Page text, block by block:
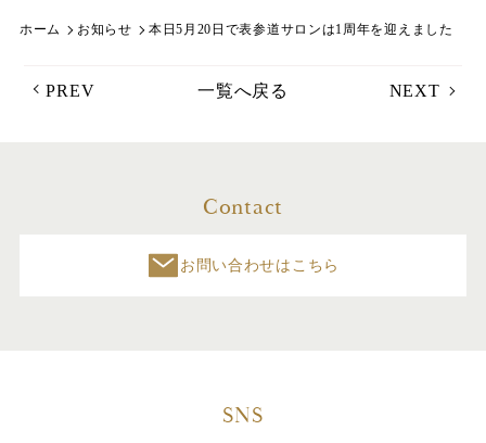
ホーム お知らせ 本日5月20日で表参道サロンは1周年を迎えました
PREV 一覧へ戻る NEXT
Contact
お問い合わせはこちら
SNS